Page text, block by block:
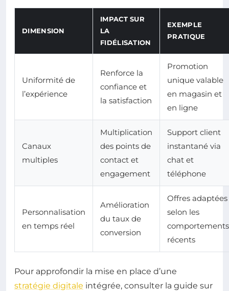
DIMENSION
IMPACT SUR
LA
FIDÉLISATION
EXEMPLE
PRATIQUE
Uniformité de
l’expérience
Renforce la
confiance et
la satisfaction
Promotion
unique valable
en magasin et
en ligne
Canaux
multiples
Multiplication
des points de
contact et
engagement
Support client
instantané via
chat et
téléphone
Personnalisation
en temps réel
Amélioration
du taux de
conversion
Offres adaptées
selon les
comportements
récents
Pour approfondir la mise en place d’une
stratégie digitale intégrée, consulter la guide sur